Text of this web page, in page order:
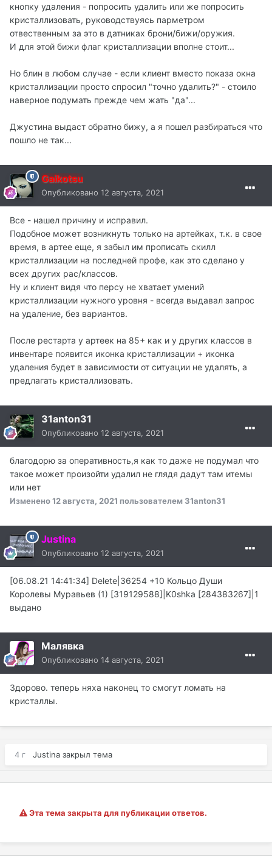
кнопку удаления - попросить удалить или же попросить
кристаллизовать, руководствуясь парметром
отвественным за это в датниках брони/бижи/оружия.
И для этой бижи флаг кристаллизации вполне стоит...
Но блин в любом случае - если клиент вместо показа окна
кристаллизации просто спросил "точно удалить?" - стоило
наверное подумать прежде чем жать "да"...
Джустина выдаст обратно бижу, а я пошел разбираться что
пошло не так...
Gaikotsu
Опубликовано 12 августа, 2021
Все - нашел причину и исправил.
Подобное может возникнуть только на артейках, т.к. в свое
время, в артее еще, я забыл им прописать скилл
кристаллизации на последней профе, как это сделано у
всех других рас/классов.
Ну и клиент видя что персу не хватает умений
кристаллизации нужного уровня - всегда выдавал запрос
на удаление, без вариантов.
После рестарта у артеек на 85+ как и у других классов в
инвентаре появится иконка кристаллизации + иконка
удаления будет в зависимости от ситуации не удалять, а
предлагать кристаллизовать.
31anton31
Опубликовано 12 августа, 2021
благодорю за оперативность,я как то даже не подумал что
такое может произойти удалил не глядя дадут там итемы
или нет
Изменено12 августа, 2021 пользователем 31anton31
Justina
Опубликовано 12 августа, 2021
[06.08.21 14:41:34] Delete|36254 +10 Кольцо Души
Королевы Муравьев (1) [319129588]|K0shka [284383267]|1
выдано
Малявка
Опубликовано 14 августа, 2021
Здорово. теперь няха наконец то смогут ломать на
кристаллы.
4 г Justina закрыл тема
Эта тема закрыта для публикации ответов.